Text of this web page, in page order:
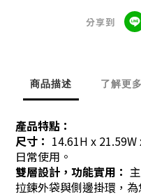
分享到
商品描述 了解更多
產品特點：
尺寸： 14.61H x
日常使用。
雙層設計，功能實用 ：
拉鍊外袋與側邊掛環，